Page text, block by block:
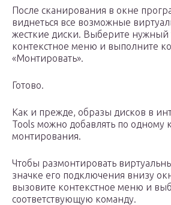
После сканирования в окне
виднеться все возможные
жесткие диски. Выберите нужный
контекстное меню и выполните
«Монтировать».
Готово.
Как и прежде, образы дисков в
Tools можно добавлять по одному
монтирования.
Чтобы размонтировать
значке его подключения внизу
вызовите контекстное меню и
соответствующую команду.